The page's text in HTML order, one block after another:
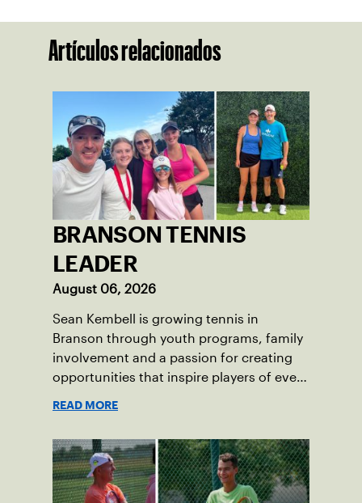
Artículos relacionados
BRANSON TENNIS
LEADER
August 06, 2026
Sean Kembell is growing tennis in
Branson through youth programs, family
involvement and a passion for creating
opportunities that inspire players of every
READ MORE